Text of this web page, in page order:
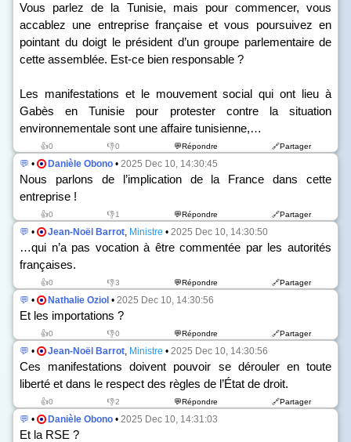
Vous parlez de la Tunisie, mais pour commencer, vous
accablez une entreprise française et vous poursuivez en
pointant du doigt le président d’un groupe parlementaire de
cette assemblée. Est-ce bien responsable ?
Les manifestations et le mouvement social qui ont lieu à
Gabès en Tunisie pour protester contre la situation
environnementale sont une affaire tunisienne,…
👍0 👎0 💬Répondre 🔗Partager
💬 • Danièle Obono • 2025 Dec 10, 14:30:45
Nous parlons de l’implication de la France dans cette
entreprise !
👍0 👎1 💬Répondre 🔗Partager
💬 • Jean-Noël Barrot, Ministre • 2025 Dec 10, 14:30:50
…qui n’a pas vocation à être commentée par les autorités
françaises.
👍0 👎3 💬Répondre 🔗Partager
💬 • Nathalie Oziol • 2025 Dec 10, 14:30:56
Et les importations ?
👍0 👎0 💬Répondre 🔗Partager
💬 • Jean-Noël Barrot, Ministre • 2025 Dec 10, 14:30:56
Ces manifestations doivent pouvoir se dérouler en toute
liberté et dans le respect des règles de l’État de droit.
👍0 👎2 💬Répondre 🔗Partager
💬 • Danièle Obono • 2025 Dec 10, 14:31:03
Et la RSE ?